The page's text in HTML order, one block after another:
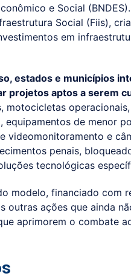
e Social
Social (Fiis),
em
estados e municípios
projetos aptos a serem
motocicletas
equipamentos de menor
videomonitoramento e
penais,
tecnológicas
modelo, financiado com
outras ações que ainda
aprimorem o combate